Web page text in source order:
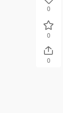
0
0
0